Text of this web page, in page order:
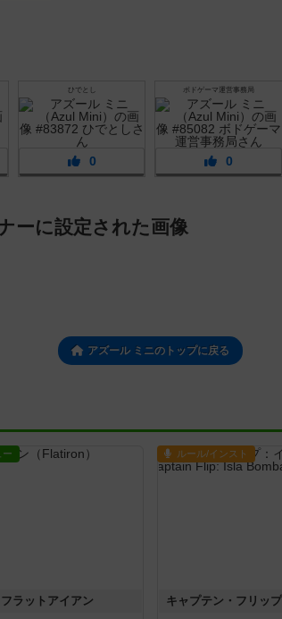
ひでとし
0
ボドゲーマ運営事務局
0
ーに設定された画像
アズール ミニのトップに戻る
ー
フラットアイアン
ルール/インスト